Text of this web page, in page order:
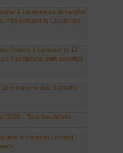
à Lanester ce dimanche
midi pendant le Circuit des
Jeunes à Lanester le 12
inscriptions sont ouvertes
manche des Samedis
2026 : Tous les détails
à Inzinzac-Lochrist :